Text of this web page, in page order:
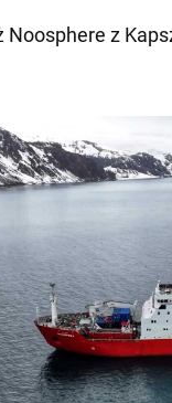
Noosphere z